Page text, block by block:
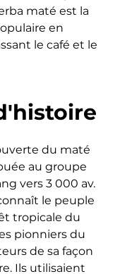
maté est la
en
le café et le
du maté
au groupe
vers 3 000 av.
le peuple
tropicale du
pionniers du
de sa façon
Ils utilisaient